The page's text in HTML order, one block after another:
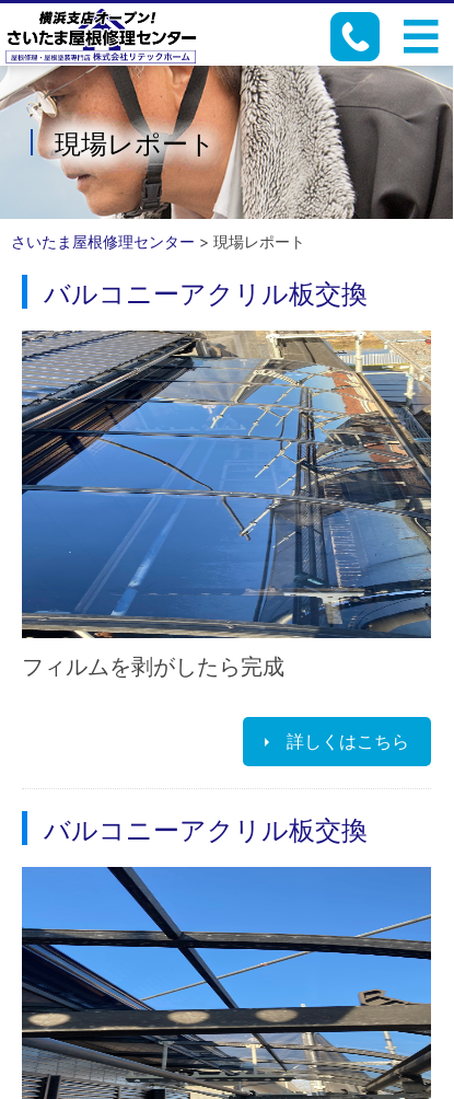
現場レポート
さいたま屋根修理センター > 現場レポート
バルコニーアクリル板交換
フィルムを剥がしたら完成
詳しくはこちら
バルコニーアクリル板交換